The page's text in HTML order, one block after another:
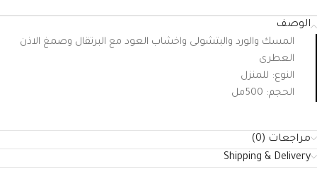
الوصف
المسك والورد والبتشولى واخشاب العود مع البرتقال وصمغ الاذن
العطرى
النوع: للمنزل
الحجم: 500مل
مراجعات (0)
Shipping & Delivery